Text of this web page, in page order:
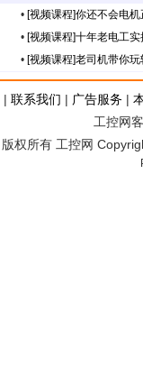
• [视频课程]你还不会电
• [视频课程]十年老电工
• [视频课程]老司机带你
| 联系我们 | 广告服务 |
工控网
版权所有 工控网